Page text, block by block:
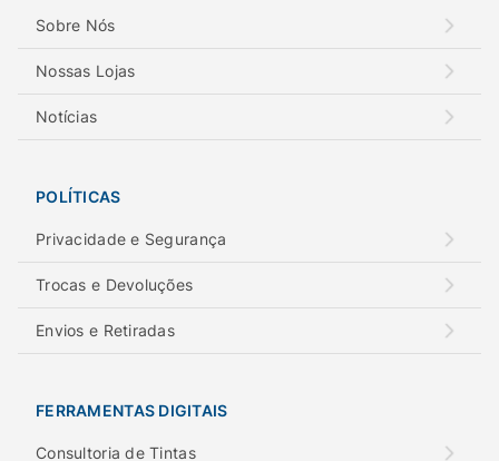
Sobre Nós
Nossas Lojas
Notícias
POLÍTICAS
Privacidade e Segurança
Trocas e Devoluções
Envios e Retiradas
FERRAMENTAS DIGITAIS
Consultoria de Tintas